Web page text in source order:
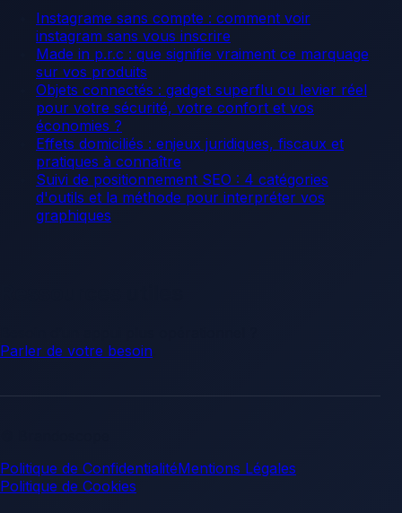
Instagrame sans compte : comment voir
instagram sans vous inscrire
Made in p.r.c : que signifie vraiment ce marquage
sur vos produits
Objets connectés : gadget superflu ou levier réel
pour votre sécurité, votre confort et vos
économies ?
Effets domiciliés : enjeux juridiques, fiscaux et
pratiques à connaître
Suivi de positionnement SEO : 4 catégories
d'outils et la méthode pour interpréter vos
graphiques
Parler de votre besoin
Politique de ConfidentialitéMentions Légales
Politique de Cookies